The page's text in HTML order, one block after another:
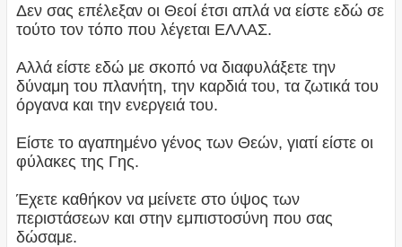
Δεν σας επέλεξαν οι Θεοί έτσι απλά να είστε εδώ σε
τούτο τον τόπο που λέγεται ΕΛΛΑΣ.
Αλλά είστε εδώ με σκοπό να διαφυλάξετε την
δύναμη του πλανήτη, την καρδιά του, τα ζωτικά του
όργανα και την ενεργειά του.
Είστε το αγαπημένο γένος των Θεών, γιατί είστε οι
φύλακες της Γης.
Έχετε καθήκον να μείνετε στο ύψος των
περιστάσεων και στην εμπιστοσύνη που σας
δώσαμε.